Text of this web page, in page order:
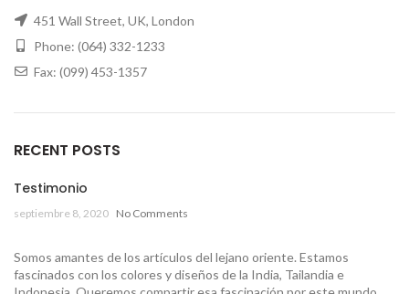
451 Wall Street, UK, London
Phone: (064) 332-1233
Fax: (099) 453-1357
RECENT POSTS
Testimonio
septiembre 8, 2020 No Comments
Somos amantes de los artículos del lejano oriente. Estamos
fascinados con los colores y diseños de la India, Tailandia e